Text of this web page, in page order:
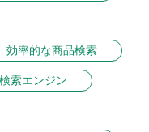
効率的な商品検索
索エンジン